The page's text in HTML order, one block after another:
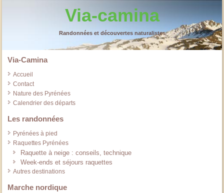
Via-camina
Randonnées et découvertes naturalistes
Via-Camina
Accueil
Contact
Nature des Pyrénées
Calendrier des départs
Les randonnées
Pyrénées à pied
Raquettes Pyrénées
Raquette à neige : conseils, technique
Week-ends et séjours raquettes
Autres destinations
Marche nordique